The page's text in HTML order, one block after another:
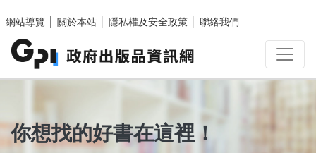
網站導覽
關於本站 隱私權及安全政策 聯絡我們
你想找的好書在這裡！